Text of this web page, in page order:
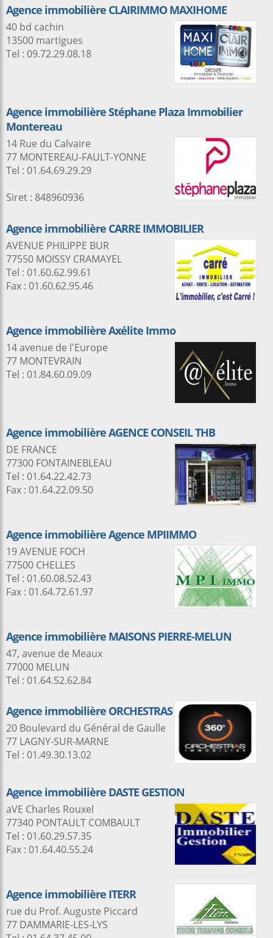
Agence immobilière CLAIRIMMO MAXIHOME
40 bd cachin
13500 martigues
Tel : 09.72.29.08.18
Agence immobilière Stéphane Plaza Immobilier
Montereau
14 Rue du Calvaire
77 MONTEREAU-FAULT-YONNE
Tel : 01.64.69.29.29
Siret : 848960936
Agence immobilière CARRE IMMOBILIER
AVENUE PHILIPPE BUR
77550 MOISSY CRAMAYEL
Tel : 01.60.62.99.61
Fax : 01.60.62.95.46
Agence immobilière Axélite Immo
14 avenue de l'Europe
77 MONTEVRAIN
Tel : 01.84.60.09.09
Agence immobilière AGENCE CONSEIL THB
DE FRANCE
77300 FONTAINEBLEAU
Tel : 01.64.22.42.73
Fax : 01.64.22.09.50
Agence immobilière Agence MPIIMMO
19 AVENUE FOCH
77500 CHELLES
Tel : 01.60.08.52.43
Fax : 01.64.72.61.97
Agence immobilière MAISONS PIERRE-MELUN
47, avenue de Meaux
77000 MELUN
Tel : 01.64.52.62.84
Agence immobilière ORCHESTRAS
20 Boulevard du Général de Gaulle
77 LAGNY-SUR-MARNE
Tel : 01.49.30.13.02
Agence immobilière DASTE GESTION
aVE Charles Rouxel
77340 PONTAULT COMBAULT
Tel : 01.60.29.57.35
Fax : 01.64.40.55.24
Agence immobilière ITERR
rue du Prof. Auguste Piccard
77 DAMMARIE-LES-LYS